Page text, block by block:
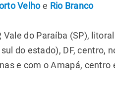
Velhoe Rio Branco
Vale do Paraíba (SP),
do estado), DF, centro,
e com o Amapá, centro